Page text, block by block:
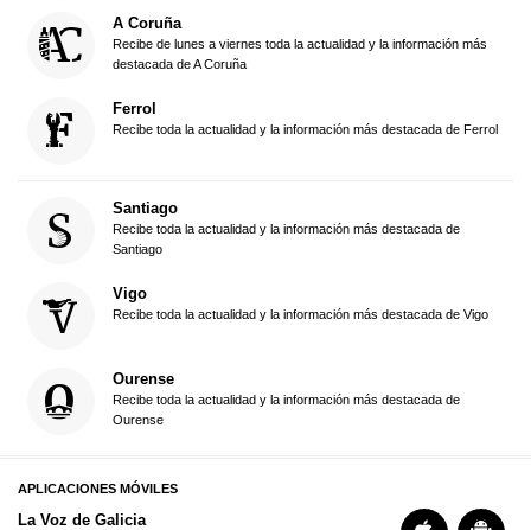
A Coruña
Recibe de lunes a viernes toda la actualidad y la información más
destacada de A Coruña
Ferrol
Recibe toda la actualidad y la información más destacada de Ferrol
Santiago
Recibe toda la actualidad y la información más destacada de
Santiago
Vigo
Recibe toda la actualidad y la información más destacada de Vigo
Ourense
Recibe toda la actualidad y la información más destacada de
Ourense
APLICACIONES MÓVILES
La Voz de Galicia